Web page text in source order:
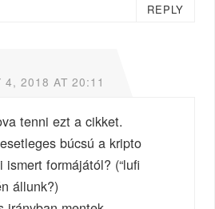
REPLY
4, 2018 AT 20:11
tenni ezt a cikket.
búcsú a kripto
formájától? (“lufi
állunk?)